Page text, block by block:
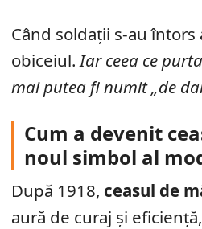
Când soldații s-au întors
obiceiul.Iar ceea ce
mai putea fi numit „de
Cum a devenit
noul simbol al
După 1918, ceasul de
aură de curaj și